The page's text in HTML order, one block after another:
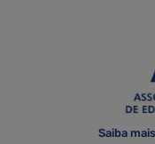
Saiba